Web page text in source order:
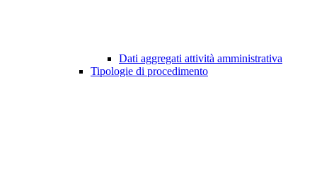
Dati aggregati attività amministrativa
Tipologie di procedimento